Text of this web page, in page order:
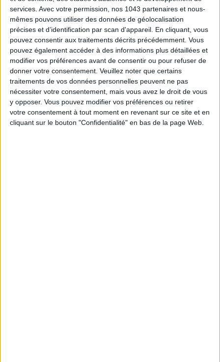
services. Avec votre permission, nos 1043 partenaires et nous-
mêmes pouvons utiliser des données de géolocalisation
précises et d’identification par scan d'appareil. En cliquant, vous
pouvez consentir aux traitements décrits précédemment. Vous
pouvez également accéder à des informations plus détaillées et
modifier vos préférences avant de consentir ou pour refuser de
donner votre consentement. Veuillez noter que certains
traitements de vos données personnelles peuvent ne pas
nécessiter votre consentement, mais vous avez le droit de vous
y opposer. Vous pouvez modifier vos préférences ou retirer
votre consentement à tout moment en revenant sur ce site et en
cliquant sur le bouton "Confidentialité" en bas de la page Web.
LES SPF 50 QUI DONNENT ENVIE DE SE TARTINER